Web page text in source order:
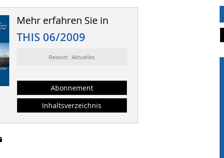
Mehr erfahren Sie in
THIS 06/2009
Ressort: Aktuelles
Abonnement
Inhaltsverzeichnis